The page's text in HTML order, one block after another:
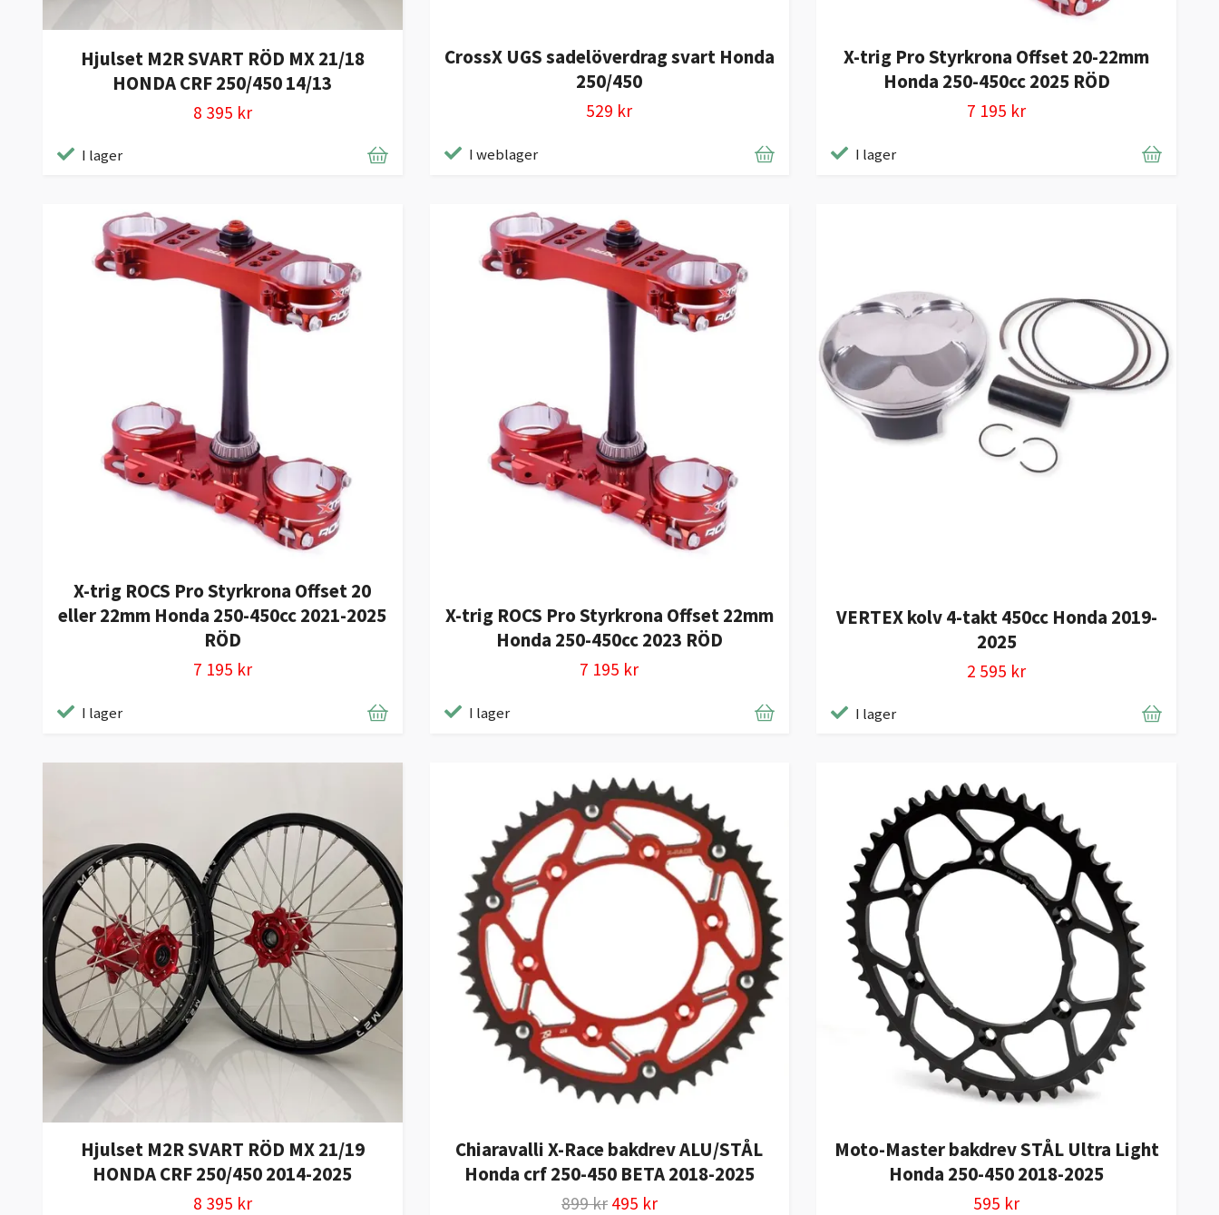
Hjulset M2R SVART RÖD MX 21/18
HONDA CRF 250/450 14/13
8 395 kr
I lager
CrossX UGS sadelöverdrag svart Honda
250/450
529 kr
I weblager
X-trig Pro Styrkrona Offset 20-22mm
Honda 250-450cc 2025 RÖD
7 195 kr
I lager
X-trig ROCS Pro Styrkrona Offset 20
eller 22mm Honda 250-450cc 2021-2025
RÖD
7 195 kr
I lager
X-trig ROCS Pro Styrkrona Offset 22mm
Honda 250-450cc 2023 RÖD
7 195 kr
I lager
VERTEX kolv 4-takt 450cc Honda 2019-
2025
2 595 kr
I lager
Hjulset M2R SVART RÖD MX 21/19
HONDA CRF 250/450 2014-2025
8 395 kr
Chiaravalli X-Race bakdrev ALU/STÅL
Honda crf 250-450 BETA 2018-2025
899 kr 495 kr
Moto-Master bakdrev STÅL Ultra Light
Honda 250-450 2018-2025
595 kr